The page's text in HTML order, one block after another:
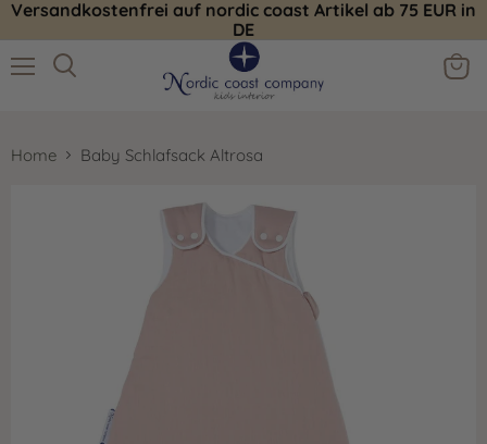
Versandkostenfrei auf nordic coast Artikel ab 75 EUR in
DE
Home Baby Schlafsack Altrosa